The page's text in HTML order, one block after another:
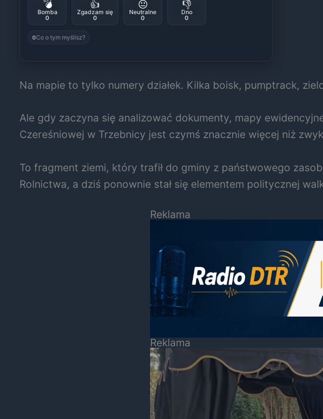
💣
Bomba
0
👍
Zgadzam się
0
😐
Neutralne
0
👎
Dno
0
0Co o tym myślisz?
Na mapie to tylko numery działek. Kilka boisk, pumptrack,
Ale gdy zaczyna się analizować dokumenty, mapy
Czereśniowej w Trzebnicy jest czymś znacznie więcej niż
To fragment ziemi, który trafił do gminy z państwowego
Rolnictwa, a dziś ponownie stał się elementem politycznej
Reklama
Reklama